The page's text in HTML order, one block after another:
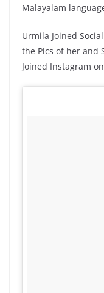
Malayalam
Urmila Joined
the Pics of her and
Joined Instagram